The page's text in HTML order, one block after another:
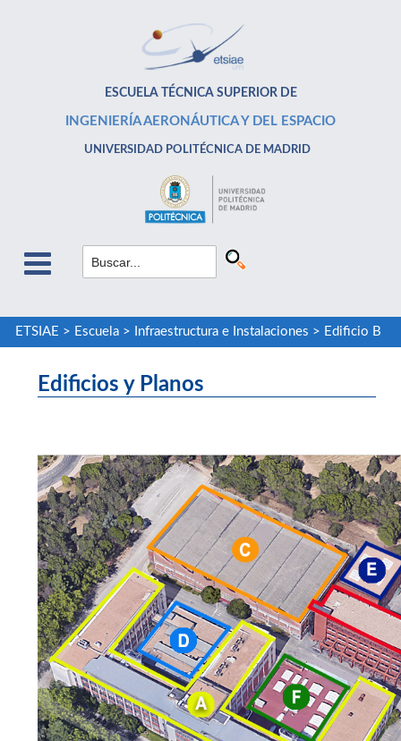
ESCUELA TÉCNICA SUPERIOR DE
INGENIERÍA AERONÁUTICA Y DEL ESPACIO
UNIVERSIDAD POLITÉCNICA DE MADRID
ETSIAE > Escuela> Infraestructura e Instalaciones > Edificio B
Edificios y Planos